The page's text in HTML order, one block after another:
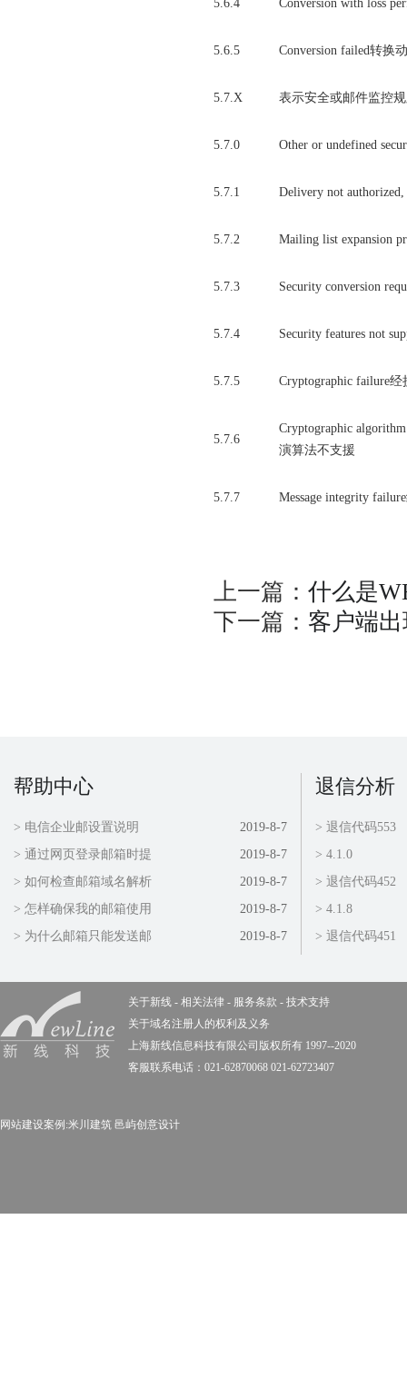
5.6.4 Conversion with loss
5.6.5 Conversion failed转换
5.7.X 表示安全或邮件监控
5.7.0 Other or undefined
5.7.1 Delivery not
5.7.2 Mailing list expansion
5.7.3 Security conversion
5.7.4 Security features not
5.7.5 Cryptographic failure
5.7.6
Cryptographic
演算法不支援
5.7.7 Message integrity
上一篇： 什么是
下一篇： 客户端
帮助中心
2019-8-7
> 电信企业邮设置说明
2019-8-7
> 通过网页登录邮箱时提
2019-8-7
> 如何检查邮箱域名解析
2019-8-7
> 怎样确保我的邮箱使用
2019-8-7
> 为什么邮箱只能发送邮
退信分析
> 退信代码553
> 4.1.0
> 退信代码452
> 4.1.8
> 退信代码451
关于新线 - 相关法律 - 服务条款 - 技术支持
关于域名注册人的权利及义务
上海新线信息科技有限公司版权所有 1997--2020
客服联系电话：021-62870068 021-62723407
网站建设案例:米川建筑 邑屿创意设计